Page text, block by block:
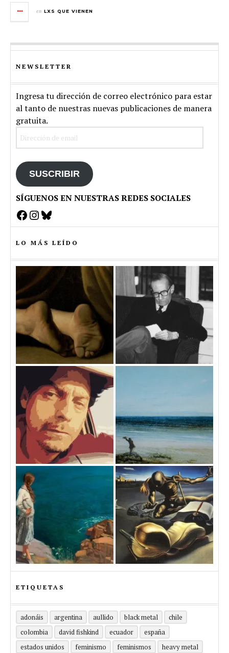
en LXS QUE VIENEN
NEWSLETTER
Ingresa tu dirección de correo electrónico para estar
al tanto de nuestras nuevas publicaciones de manera
gratuita.
SUSCRIBIR
SÍGUENOS EN NUESTRAS REDES SOCIALES
Facebook
Instagram
Bluesky
LO MÁS LEÍDO
ETIQUETAS
adonáis argentina aullido black metal
chile
colombia
david fishkind ecuador
españa
estados unidos
feminismo feminismos
heavy metal